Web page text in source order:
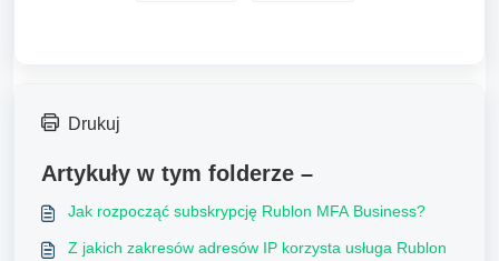
Drukuj
Artykuły w tym folderze –
Jak rozpocząć subskrypcję Rublon MFA Business?
Z jakich zakresów adresów IP korzysta usługa Rublon